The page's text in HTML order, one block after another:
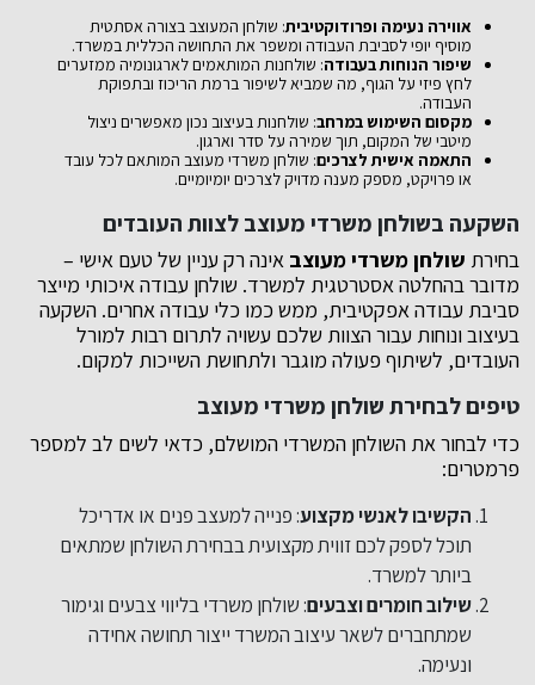
אווירה נעימה ופרודוקטיבית: שולחן המעוצב בצורה אסתטית
מוסיף יופי לסביבת העבודה ומשפר את התחושה הכללית במשרד.
שיפור הנוחות בעבודה: שולחנות המותאמים לארגונומיה ממזערים
לחץ פיזי על הגוף, מה שמביא לשיפור ברמת הריכוז ובתפוקת
העבודה.
מקסום השימוש במרחב: שולחנות בעיצוב נכון מאפשרים ניצול
מיטבי של המקום, תוך שמירה על סדר וארגון.
התאמה אישית לצרכים: שולחן משרדי מעוצב המותאם לכל עובד
או פרויקט, מספק מענה מדויק לצרכים יומיומיים.
השקעה בשולחן משרדי מעוצב לצוות העובדים
בחירת שולחן משרדי מעוצב אינה רק עניין של טעם אישי –
מדובר בהחלטה אסטרטגית למשרד. שולחן עבודה איכותי מייצר
סביבת עבודה אפקטיבית, ממש כמו כלי עבודה אחרים. השקעה
בעיצוב ונוחות עבור הצוות שלכם עשויה לתרום רבות למורל
העובדים, לשיתוף פעולה מוגבר ולתחושת השייכות למקום.
טיפים לבחירת שולחן משרדי מעוצב
כדי לבחור את השולחן המשרדי המושלם, כדאי לשים לב למספר
פרמטרים:
הקשיבו לאנשי מקצוע: פנייה למעצב פנים או אדריכל
תוכל לספק לכם זווית מקצועית בבחירת השולחן שמתאים
ביותר למשרד.
שילוב חומרים וצבעים: שולחן משרדי בליווי צבעים וגימור
שמתחברים לשאר עיצוב המשרד ייצור תחושה אחידה
ונעימה.